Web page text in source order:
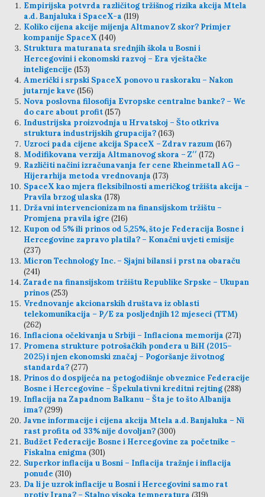
Empirijska potvrda različitog tržišnog rizika akcija Mtela
a.d. Banjaluka i SpaceX-a (119)
Koliko cijena akcije mijenja Altmanov Z skor? Primjer
kompanije SpaceX (140)
Struktura maturanata srednjih škola u Bosni i
Hercegovini i ekonomski razvoj – Era vještačke
inteligencije (153)
Američki i srpski SpaceX ponovo u raskoraku – Nakon
jutarnje kave (156)
Nova poslovna filosofija Evropske centralne banke? – We
do care about profit(157)
Industrijska proizvodnja u Hrvatskoj – Što otkriva
struktura industrijskih grupacija?(163)
Uzroci pada cijene akcija SpaceX – Zdrav razum(167)
Modifikovana verzija Altmanovog skora – Z′′ (172)
Različiti načini izračunavanja fer cene Rheinmetall AG –
Hijerarhija metoda vrednovanja (173)
SpaceX kao mjera fleksibilnosti američkog tržišta akcija –
Pravila brzog ulaska (178)
Državni intervencionizam na finansijskom tržištu –
Promjena pravila igre (216)
Kupon od 5% ili prinos od 5,25%, što je Federacija Bosne i
Hercegovine zapravo platila? – Konačni uvjeti emisije
(237)
Micron Technology Inc. – Sjajni bilansi i prst na obaraču
(241)
Zarade na finansijskom tržištu Republike Srpske – Ukupan
prinos(253)
Vrednovanje akcionarskih društava iz oblasti
telekomunikacija – P/E za posljednjih 12 mjeseci (TTM)
(262)
Inflaciona očekivanja u Srbiji – Inflaciona memorija (271)
Promena strukture potrošačkih pondera u BiH (2015–
2025) i njen ekonomski značaj – Pogoršanje životnog
standarda?(277)
Prinos do dospijeća na petogodišnje obveznice Federacije
Bosne i Hercegovine – Špekulativni kreditni rejting(288)
Inflacija na Zapadnom Balkanu – Šta je to što Albanija
ima?(299)
Javne informacije i cijena akcija Mtela a.d. Banjaluka – Ni
rast profita od 33% nije dovoljan?(300)
Budžet Federacije Bosne i Hercegovine za početnike –
Fiskalna enigma (301)
Superkor inflacija u Bosni – Inflacija tražnje i inflacija
ponude (310)
Da li je uzrok inflacije u Bosni i Hercegovini samo rat